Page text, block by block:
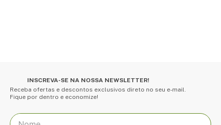
INSCREVA-SE NA NOSSA NEWSLETTER!
Receba ofertas e descontos exclusivos direto no seu e-mail.
Fique por dentro e economize!